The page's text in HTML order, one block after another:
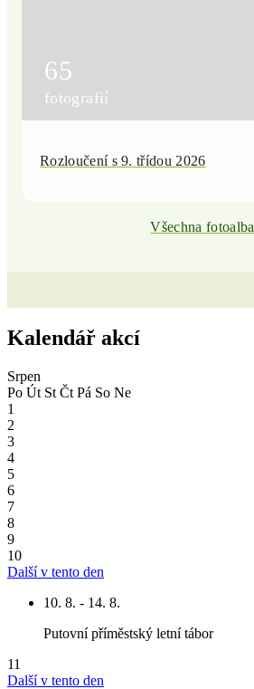
65
fotografií
Rozloučení s 9. třídou 2026
Všechna fotoalba
Kalendář akcí
Srpen
Po Út St Čt Pá So Ne
1
2
3
4
5
6
7
8
9
10
Další v tento den
10. 8. - 14. 8.
Putovní příměstský letní tábor
11
Další v tento den